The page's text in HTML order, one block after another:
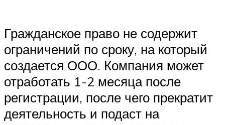
Гражданское право не содержит
ограничений по сроку, на который
создается ООО. Компания может
отработать 1-2 месяца после
регистрации, после чего прекратит
деятельность и подаст на